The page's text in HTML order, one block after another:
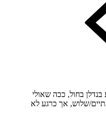
בחול, ככה שאולי
שלוש, אך כרגע לא